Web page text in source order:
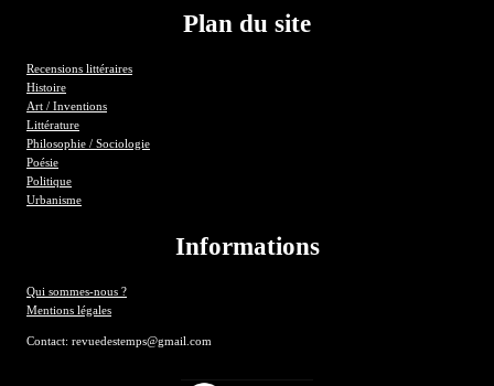
Plan du site
Recensions littéraires
Histoire
Art / Inventions
Littérature
Philosophie / Sociologie
Poésie
Politique
Urbanisme
Informations
Qui sommes-nous ?
Mentions légales
Contact: revuedestemps@gmail.com